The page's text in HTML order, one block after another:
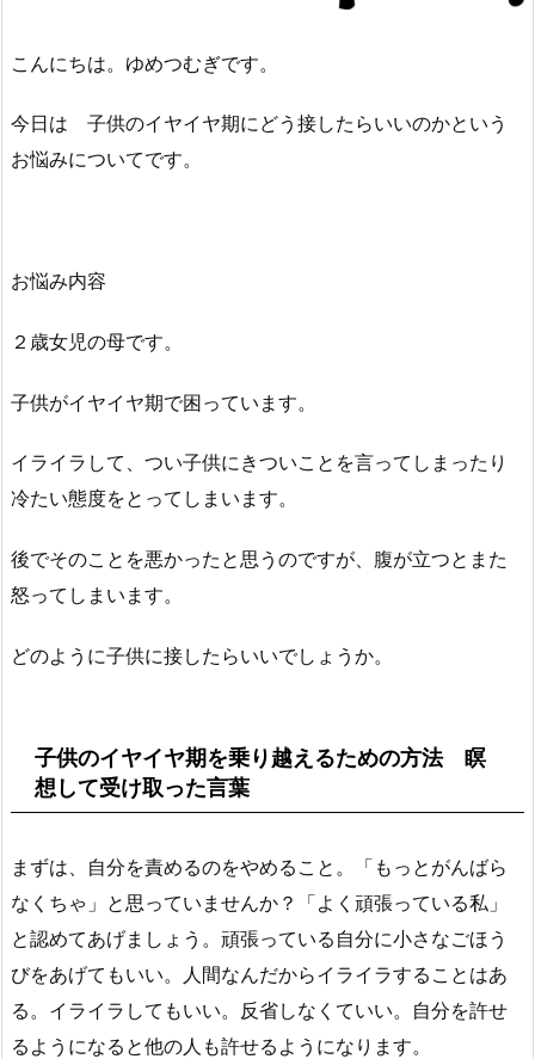
こんにちは。ゆめつむぎです。
今日は 子供のイヤイヤ期にどう接したらいいのかという
お悩みについてです。
お悩み内容
２歳女児の母です。
子供がイヤイヤ期で困っています。
イライラして、つい子供にきついことを言ってしまったり
冷たい態度をとってしまいます。
後でそのことを悪かったと思うのですが、腹が立つとまた
怒ってしまいます。
どのように子供に接したらいいでしょうか。
子供のイヤイヤ期を乗り越えるための方法 瞑
想して受け取った言葉
まずは、自分を責めるのをやめること。「もっとがんばら
なくちゃ」と思っていませんか？「よく頑張っている私」
と認めてあげましょう。頑張っている自分に小さなごほう
びをあげてもいい。人間なんだからイライラすることはあ
る。イライラしてもいい。反省しなくていい。自分を許せ
るようになると他の人も許せるようになります。